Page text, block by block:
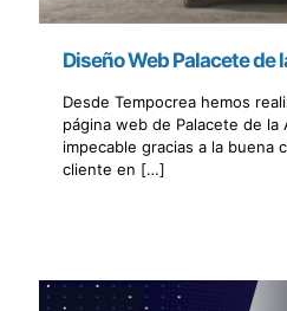
Diseño Web Palacete de
Desde Tempocrea hemos
página web de Palacete de la
impecable gracias a la buena
cliente en […]